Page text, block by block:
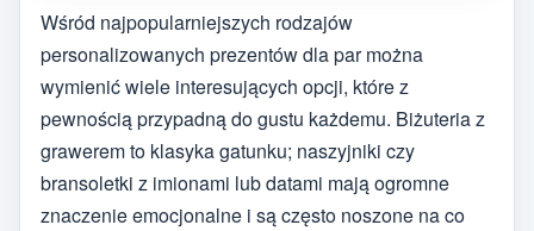
Wśród najpopularniejszych rodzajów
personalizowanych prezentów dla par można
wymienić wiele interesujących opcji, które z
pewnością przypadną do gustu każdemu. Biżuteria z
grawerem to klasyka gatunku; naszyjniki czy
bransoletki z imionami lub datami mają ogromne
znaczenie emocjonalne i są często noszone na co